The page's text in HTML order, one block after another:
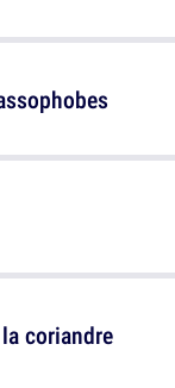
coriandre